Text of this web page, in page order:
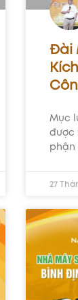
Đài
Mục
được
27